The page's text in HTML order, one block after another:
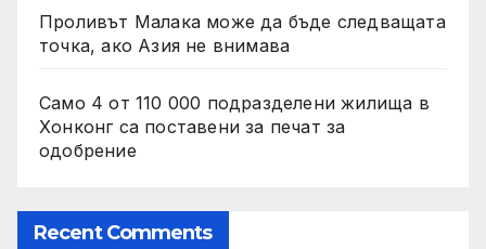
Проливът Малака може да бъде следващата
точка, ако Азия не внимава
Само 4 от 110 000 подразделени жилища в
Хонконг са поставени за печат за
одобрение
Recent Comments